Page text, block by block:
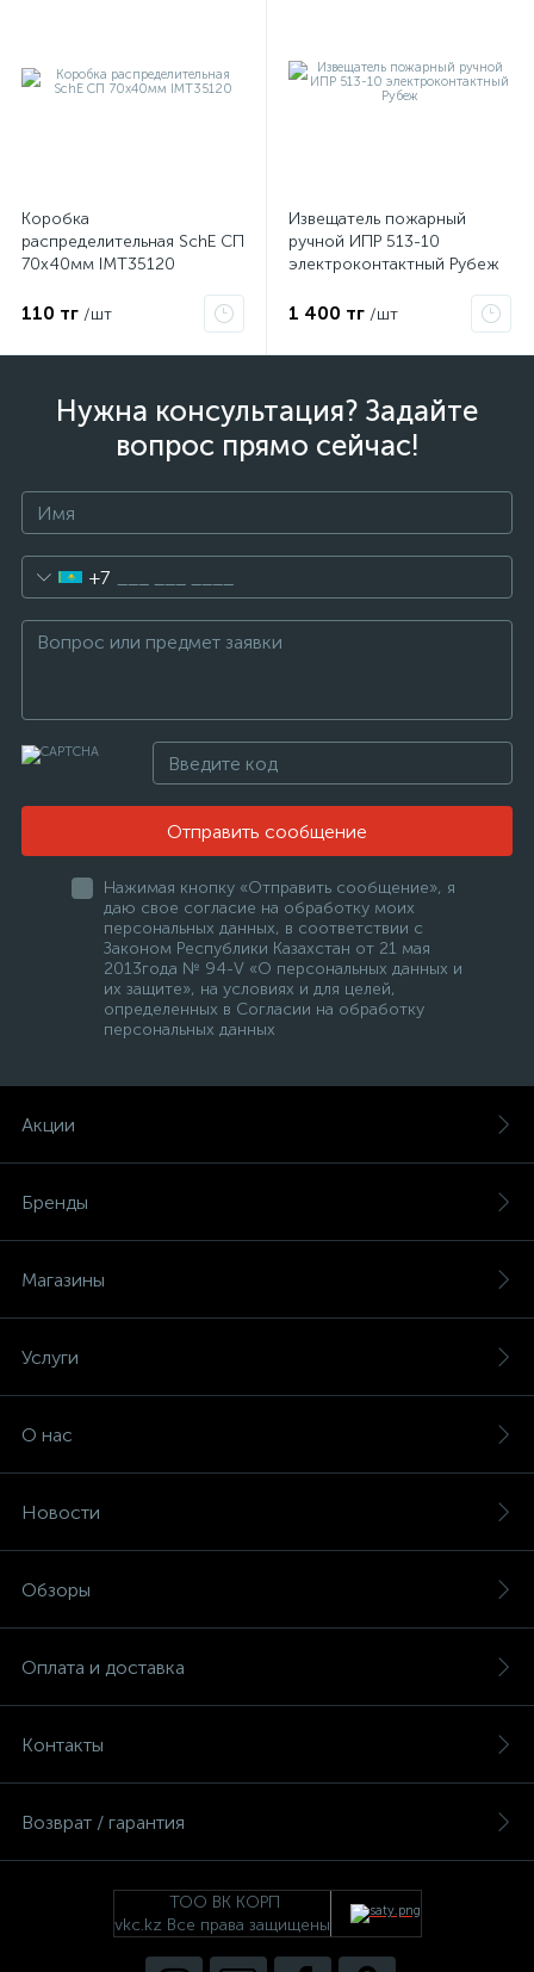
Коробка
распределительная SchE СП
70х40мм IMT35120
110 тг /шт
Извещатель пожарный
ручной ИПР 513-10
электроконтактный Рубеж
1 400 тг /шт
Нужна консультация? Задайте
вопрос прямо сейчас!
+7
Отправить сообщение
Нажимая кнопку «Отправить сообщение», я
даю свое согласие на обработку моих
персональных данных, в соответствии с
Законом Республики Казахстан от 21 мая
2013года № 94-V «О персональных данных и
их защите», на условиях и для целей,
определенных в Согласии на обработку
персональных данных
Акции
Бренды
Магазины
Услуги
О нас
Новости
Обзоры
Оплата и доставка
Контакты
Возврат / гарантия
ТОО ВК КОРП
vkc.kz Все права защищены